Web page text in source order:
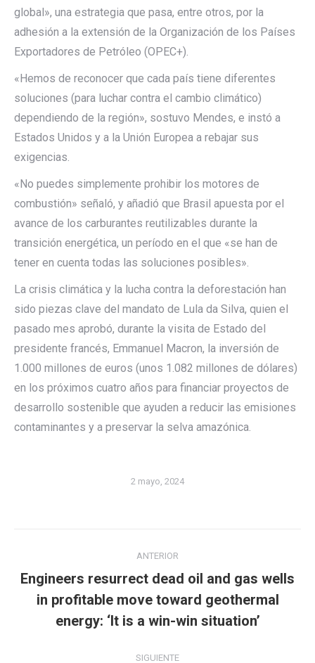
global», una estrategia que pasa, entre otros, por la
adhesión a la extensión de la Organización de los Países
Exportadores de Petróleo (OPEC+).
«Hemos de reconocer que cada país tiene diferentes
soluciones (para luchar contra el cambio climático)
dependiendo de la región», sostuvo Mendes, e instó a
Estados Unidos y a la Unión Europea a rebajar sus
exigencias.
«No puedes simplemente prohibir los motores de
combustión» señaló, y añadió que Brasil apuesta por el
avance de los carburantes reutilizables durante la
transición energética, un período en el que «se han de
tener en cuenta todas las soluciones posibles».
La crisis climática y la lucha contra la deforestación han
sido piezas clave del mandato de Lula da Silva, quien el
pasado mes aprobó, durante la visita de Estado del
presidente francés, Emmanuel Macron, la inversión de
1.000 millones de euros (unos 1.082 millones de dólares)
en los próximos cuatro años para financiar proyectos de
desarrollo sostenible que ayuden a reducir las emisiones
contaminantes y a preservar la selva amazónica.
2 mayo, 2024
entre
publicaciones
ANTERIOR
Publicación
anterior:
Engineers resurrect dead oil and gas wells
in profitable move toward geothermal
energy: ‘It is a win-win situation’
SIGUIENTE